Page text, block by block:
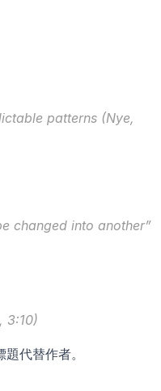
patterns (Nye,
changed into another”
3:10)
題代替作者。